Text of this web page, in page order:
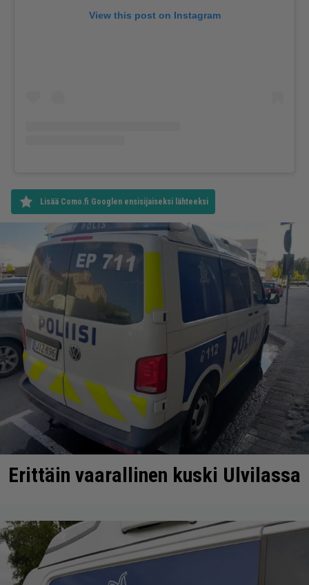
View this post on Instagram
Lisää Como.fi Googlen ensisijaiseksi lähteeksi
Erittäin vaarallinen kuski Ulvilassa